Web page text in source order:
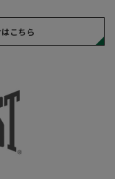
こちら